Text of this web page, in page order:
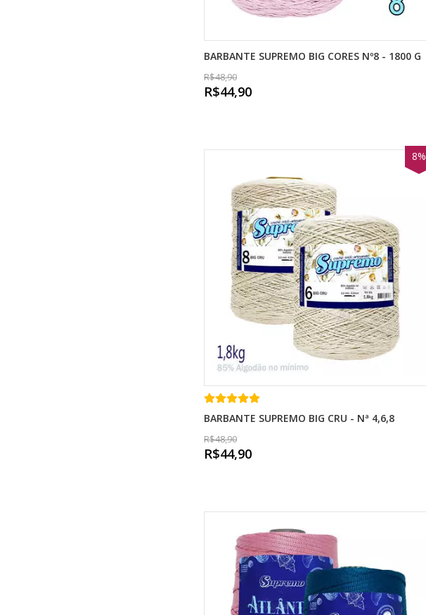
BARBANTE SUPREMO BIG CORES Nº8 - 1800 G
R$48,90
R$44,90
BARBANTE SUPREMO BIG CRU - Nª 4,6,8
R$48,90
R$44,90
8%